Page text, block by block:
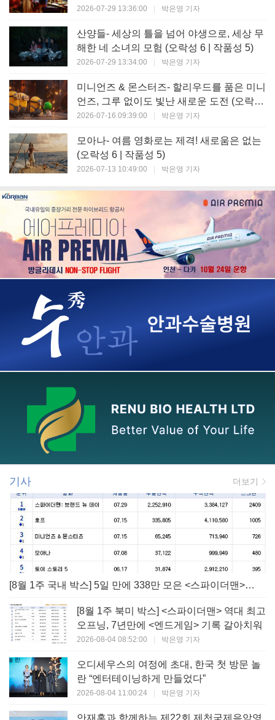
르다 (오락성 8 | 작품성 8)
2026-07-29 13:36:00 박은영 기자
산양들- 세상의 틀을 넘어 야생으로, 세상 무
해한 네 소녀의 모험 (오락성 6 | 작품성 5)
2026-07-29 13:34:00 박은영 기자
미니언즈 & 몬스터즈- 할리우드를 품은 미니
언즈, 그루 없이도 빛난 새로운 도전 (오락성
7 | 작품성 6)
2026-07-16 09:39:00 박은영 기자
모아나- 여름 영화로는 제격! 새로움은 없는
(오락성 6 | 작품성 5)
2026-07-13 10:49:00 박은영 기자
기사 더보기
[8월 1주 국내 박스] 5일 만에 338만 모은 <스파이더맨> 극장가 235% 대반등, <호프>는 400만 돌파
[8월 1주 북미 박스] <스파이더맨> 역대 최고
오프닝, 7년만에 <엔드게임> 기록 갈아치워
2026-08-04 08:52:00 | 박은영 기자
오디세우스의 여정에 초대, 한국 첫 방문 놀
란 “엔터테이닝하게 만들었다”
2026-08-04 11:00:24 | 박은영 기자
안재홍과 함께하는 제22회 제천국제음악영